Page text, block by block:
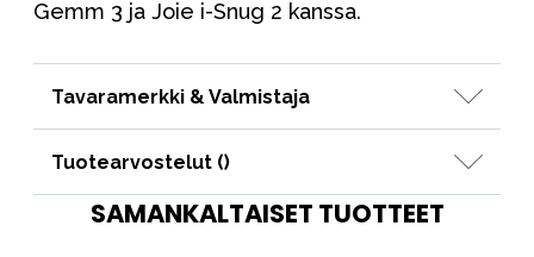
Gemm 3 ja Joie i-Snug 2 kanssa.
Tavaramerkki & Valmistaja
Tuotearvostelut ()
SAMANKALTAISET TUOTTEET